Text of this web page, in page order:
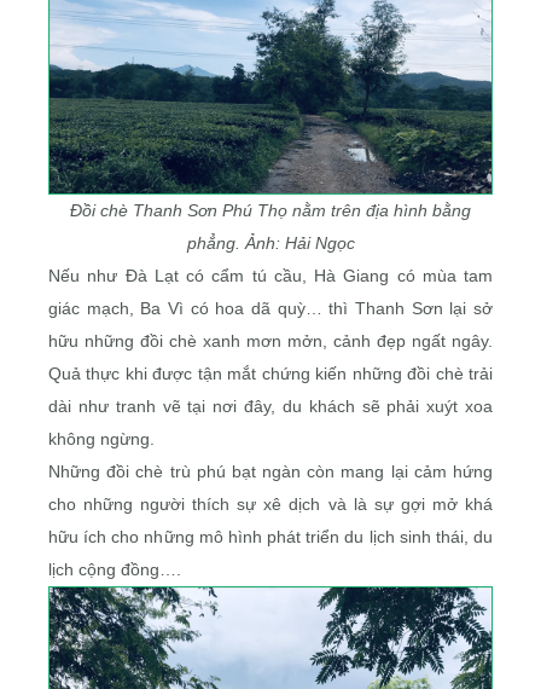
Đồi chè Thanh Sơn Phú Thọ nằm trên địa hình bằng
phẳng. Ảnh: Hải Ngọc
Nếu như Đà Lạt có cẩm tú cầu, Hà Giang có mùa tam
giác mạch, Ba Vì có hoa dã quỳ… thì Thanh Sơn lại sở
hữu những đồi chè xanh mơn mởn, cảnh đẹp ngất ngây.
Quả thực khi được tận mắt chứng kiến những đồi chè trải
dài như tranh vẽ tại nơi đây, du khách sẽ phải xuýt xoa
không ngừng.
Những đồi chè trù phú bạt ngàn còn mang lại cảm hứng
cho những người thích sự xê dịch và là sự gợi mở khá
hữu ích cho những mô hình phát triển du lịch sinh thái, du
lịch cộng đồng….